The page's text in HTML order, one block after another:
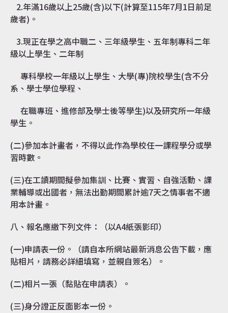
2.年滿16歲以上25歲(含)以下(計算至115年7月1日前足
歲者)。
3.現正在學之高中職二、三年級學生、五年制專科二年
級以上學生、二年制
專科學校一年級以上學生、大學(專)院校學生(含不分
系、學士學位學程、
在職專班、進修部及學士後等學生)以及研究所一年級
學生。
(二)參加本計畫者，不得以此作為學校任一課程學分或學
習時數。
(三)在工讀期間擬參加集訓、比賽、實習、自強活動、課
業輔導或出國者，無法出勤期間累計逾7天之情事者不適
用本計畫。
八、報名應繳下列文件：（以A4紙張影印）
(一)申請表一份。（請自本所網站最新消息公告下載，應
貼相片，請務必詳細填寫，並親自簽名）。
(二)相片一張（黏貼在申請表）。
(三)身分證正反面影本一份。